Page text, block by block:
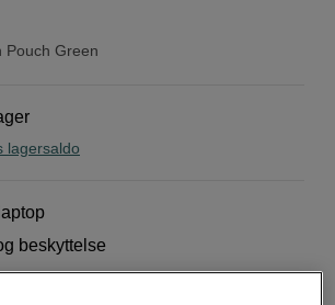
Pouch Green
lagersaldo
beskyttelse